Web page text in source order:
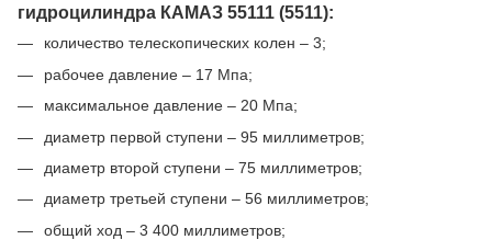
гидроцилиндра КАМАЗ 55111 (5511):
количество телескопических колен – 3;
рабочее давление – 17 Мпа;
максимальное давление – 20 Мпа;
диаметр первой ступени – 95 миллиметров;
диаметр второй ступени – 75 миллиметров;
диаметр третьей ступени – 56 миллиметров;
общий ход – 3 400 миллиметров;